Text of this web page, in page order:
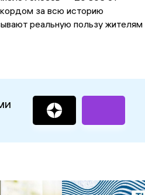
за всю историю
реальную пользу жителям